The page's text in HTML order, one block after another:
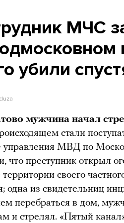
МЧС
убили
мужчина начал
стали
управления МВД по
что преступник открыл
своего
одна из свидетельниц
перебраться в дом,
и стрелял. «Пятый